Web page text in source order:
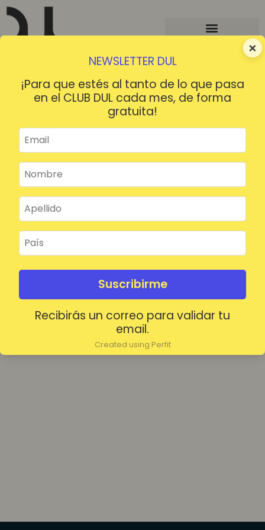
×
NEWSLETTER DUL
¡Para que estés al tanto de lo que pasa
en el CLUB DUL cada mes, de forma
gratuita!
Suscribirme
Recibirás un correo para validar tu
email.
Created using Perfit
¡HOLA!
Mantenerme conectado
Acceder